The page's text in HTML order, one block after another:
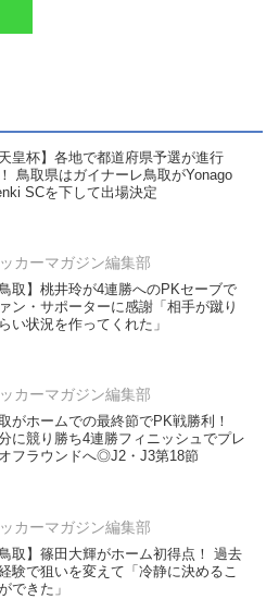
天皇杯】各地で都道府県予選が進行
鳥取県はガイナーレ鳥取がYonago
SCを下して出場決定
カーマガジン編集部
鳥取】桃井玲が4連勝へのPKセーブで
ン・サポーターに感謝「相手が蹴り
い状況を作ってくれた」
カーマガジン編集部
がホームでの最終節でPK戦勝利！
に競り勝ち4連勝フィニッシュでプレ
フラウンドへ◎J2・J3第18節
カーマガジン編集部
鳥取】篠田大輝がホーム初得点！ 過去
験で狙いを変えて「冷静に決めるこ
できた」